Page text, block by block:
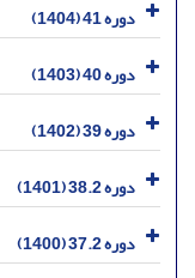
دوره 41 (1404)
دوره 40 (1403)
دوره 39 (1402)
دوره 38.2 (1401)
دوره 37.2 (1400)